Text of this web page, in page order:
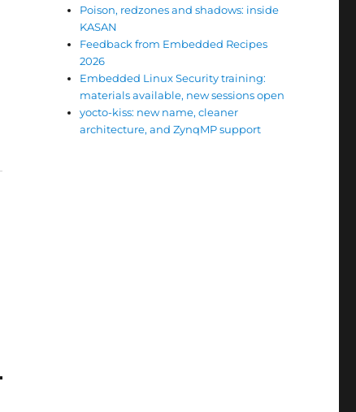
Poison, redzones and shadows: inside
KASAN
Feedback from Embedded Recipes
2026
Embedded Linux Security training:
materials available, new sessions open
yocto-kiss: new name, cleaner
architecture, and ZynqMP support